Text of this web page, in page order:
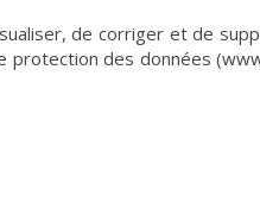
de corriger et de
protection des données